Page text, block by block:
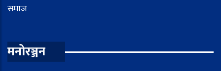
समाज
मनोरञ्जन